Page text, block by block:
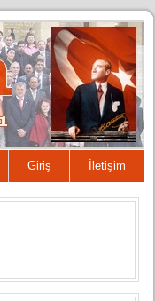
Giriş İletişim